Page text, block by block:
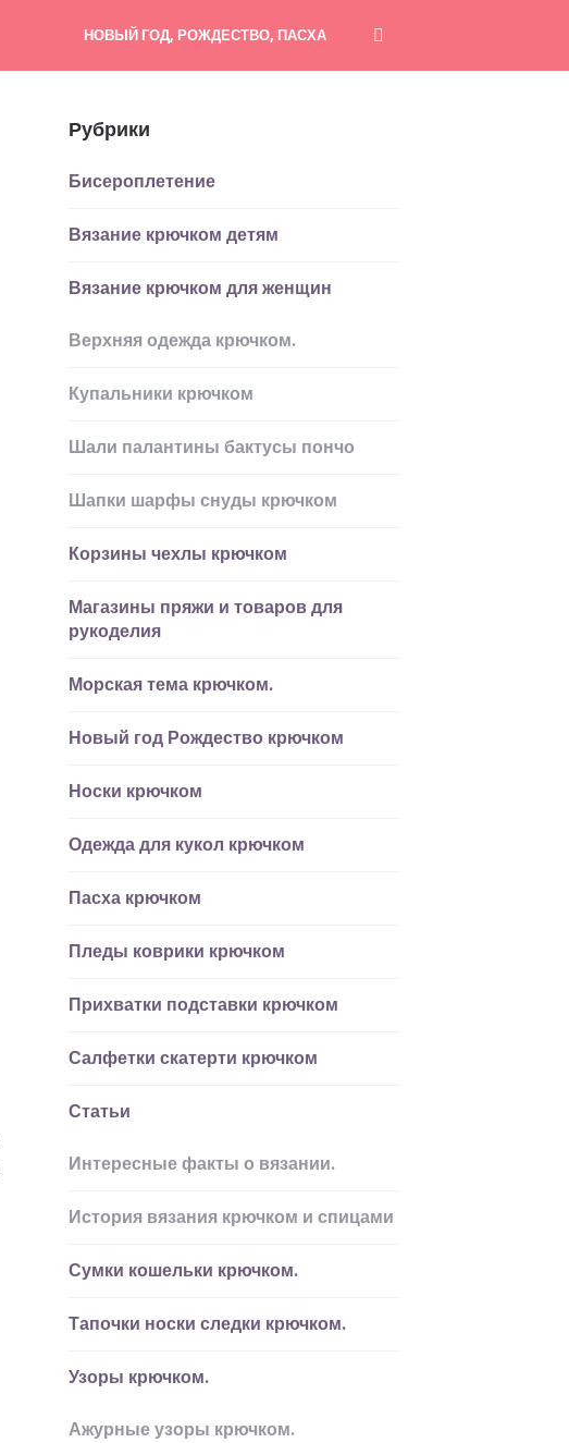
НОВЫЙ ГОД, РОЖДЕСТВО, ПАСХА
Рубрики
Бисероплетение
Вязание крючком детям
Вязание крючком для женщин
Верхняя одежда крючком.
Купальники крючком
Шали палантины бактусы пончо
Шапки шарфы снуды крючком
Корзины чехлы крючком
Магазины пряжи и товаров для
рукоделия
Морская тема крючком.
Новый год Рождество крючком
Носки крючком
Одежда для кукол крючком
Пасха крючком
Пледы коврики крючком
Прихватки подставки крючком
Салфетки скатерти крючком
Статьи
Интересные факты о вязании.
История вязания крючком и спицами
Сумки кошельки крючком.
Тапочки носки следки крючком.
Узоры крючком.
Ажурные узоры крючком.